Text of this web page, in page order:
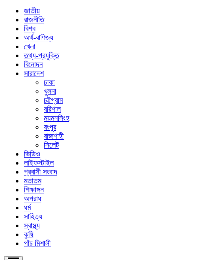
জাতীয়
রাজনীতি
বিশ্ব
অর্থ-বাণিজ্য
খেলা
তথ্য-প্রযুক্তি
বিনোদন
সারাদেশ
ঢাকা
খুলনা
চট্টগ্রাম
বরিশাল
ময়মনসিংহ
রংপুর
রাজশাহী
সিলেট
ভিডিও
লাইফস্টাইল
প্রবাসী সংবাদ
মতাতম
শিক্ষাঙ্গন
অপরাধ
ধর্ম
সাহিত্য
স্বাস্থ্য
কৃষি
পাঁচ মিশালী